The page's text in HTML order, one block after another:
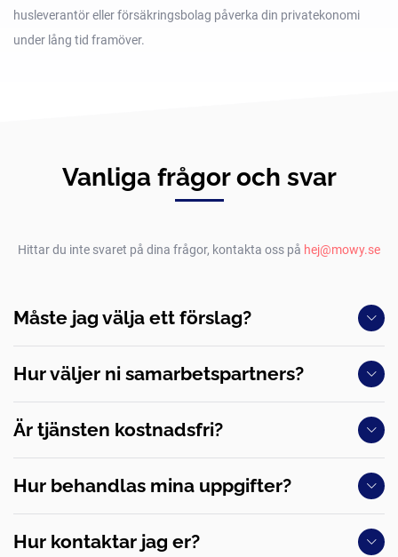
husleverantör eller försäkringsbolag påverka din privatekonomi
under lång tid framöver.
Vanliga frågor och svar
Hittar du inte svaret på dina frågor, kontakta oss på hej@mowy.se
Måste jag välja ett förslag?
Hur väljer ni samarbetspartners?
Är tjänsten kostnadsfri?
Hur behandlas mina uppgifter?
Hur kontaktar jag er?